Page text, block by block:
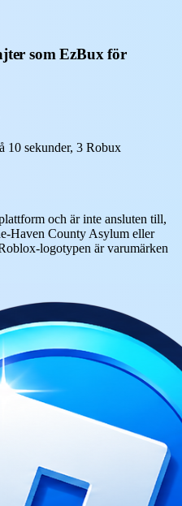
som EzBux för
10 sekunder, 3 Robux
och är inte ansluten till,
Haven County Asylum eller
logotypen är varumärken